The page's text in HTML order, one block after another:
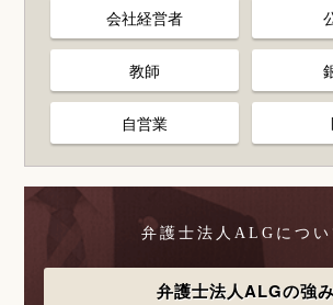
会社経営者
教師
自営業
弁護士法人ALGについ
弁護士法人ALGの強